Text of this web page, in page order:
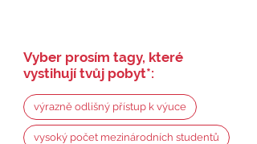
Vyber prosím tagy, které
vystihují tvůj pobyt*:
výrazně odlišný přístup k výuce
vysoký počet mezinárodních studentů